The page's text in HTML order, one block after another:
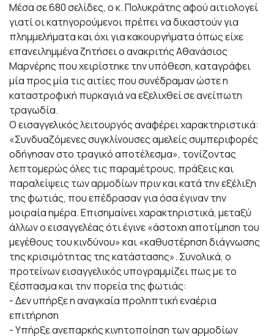
Μέσα σε 680 σελίδες, ο κ. Πολυκράτης αφού αιτιολογεί
γιατί οι κατηγορούμενοι πρέπει να δικαστούν για
πλημμελήματα και όχι για κακουργήματα όπως είχε
επανειλημμένα ζητήσει ο ανακριτής Αθανάσιος
Μαρνέρης που χειρίστηκε την υπόθεση, καταγράφει
μία προς μία τις αιτίες που συνέδραμαν ώστε η
καταστροφική πυρκαγιά να εξελιχθεί σε ανείπωτη
τραγωδία.
Ο εισαγγελικός λειτουργός αναφέρει χαρακτηριστικά:
«Συνδυαζόμενες συγκλίνουσες αμελείς συμπεριφορές
οδήγησαν στο τραγικό αποτέλεσμα», τονίζοντας
λεπτομερώς όλες τις παραμέτρους, πράξεις και
παραλείψεις των αρμοδίων πριν και κατά την εξέλιξη
της φωτιάς, που επέδρασαν για όσα έγιναν την
μοιραία ημέρα. Επισημαίνει χαρακτηριστικά, μεταξύ
άλλων ο εισαγγελέας ότι έγινε «άστοχη αποτίμηση του
μεγέθους του κινδύνου» και «καθυστέρηση διάγνωσης
της κρισιμότητας της κατάστασης». Συνολικά, ο
προτείνων εισαγγελικός υπογραμμίζει πως με το
ξέσπασμα και την πορεία της φωτιάς:
- Δεν υπήρξε η αναγκαία προληπτική εναέρια
επιτήρηση
- Υπήρξε ανεπαρκής κινητοποίηση των αρμοδίων